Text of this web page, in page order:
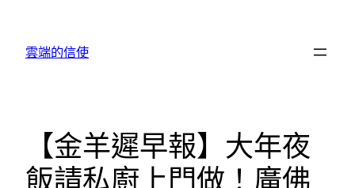
雲端的信使
【金羊遲早報】大年夜
飯請私廚上門做！廣佛